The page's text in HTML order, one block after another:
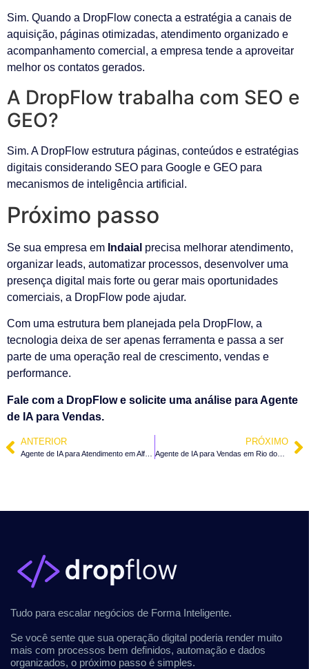
Sim. Quando a DropFlow conecta a estratégia a canais de
aquisição, páginas otimizadas, atendimento organizado e
acompanhamento comercial, a empresa tende a aproveitar
melhor os contatos gerados.
A DropFlow trabalha com SEO e
GEO?
Sim. A DropFlow estrutura páginas, conteúdos e estratégias
digitais considerando SEO para Google e GEO para
mecanismos de inteligência artificial.
Próximo passo
Se sua empresa em Indaial precisa melhorar atendimento,
organizar leads, automatizar processos, desenvolver uma
presença digital mais forte ou gerar mais oportunidades
comerciais, a DropFlow pode ajudar.
Com uma estrutura bem planejada pela DropFlow, a
tecnologia deixa de ser apenas ferramenta e passa a ser
parte de uma operação real de crescimento, vendas e
performance.
Fale com a DropFlow e solicite uma análise para Agente
de IA para Vendas.
ANTERIOR PRÓXIMO
Agente de IA para Vendas em Rio dos Cedros – SC
Tudo para escalar negócios de Forma Inteligente.
Se você sente que sua operação digital poderia render muito
mais com processos bem definidos, automação e dados
organizados, o próximo passo é simples.